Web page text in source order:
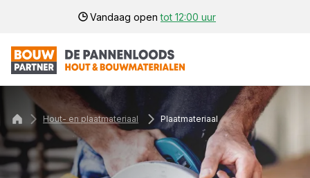
Vandaag opentot 12:00 uur
Hout- en plaatmateriaal Plaatmateriaal